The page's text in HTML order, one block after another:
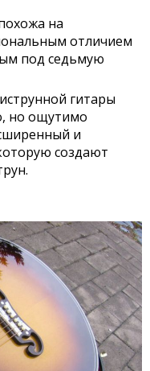
на
отличием
под седьмую
гитары
но ощутимо
и
создают